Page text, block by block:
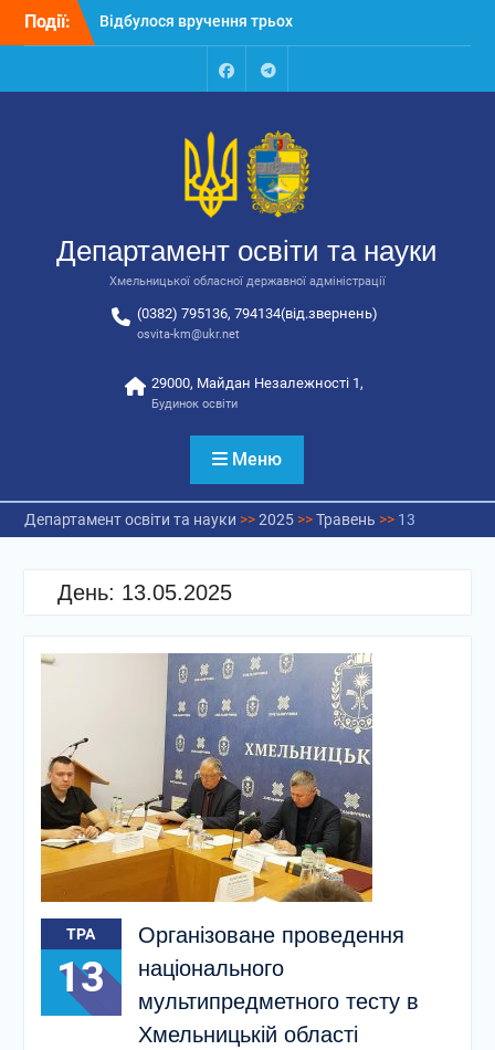
Перейти
Події:
Відбулося вручення трьох
автобусів для потреб
Відбулося засідання
освіти та науки обласної
державної адміністрації
Відбулась обласна
національно-патріотичне
виховання
FacebookTalegram
Департамент освіти та науки
Хмельницької обласної державної адміністрації
(0382) 795136, 794134(від.звернень)
osvita-km@ukr.net
29000, Майдан Незалежності 1,
Будинок освіти
Меню
Департамент освіти та науки >>2025>>Травень >> 13
День: 13.05.2025
ТРА
13
Організоване проведення
національного
мультипредметного тесту в
Хмельницькій області